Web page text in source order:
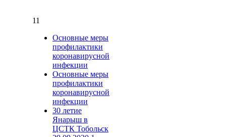
11
Основные меры
профилактики
коронавирусной
инфекции
Основные меры
профилактики
коронавирусной
инфекции
30 летие
Янарыш в
ЦСТК Тобольск